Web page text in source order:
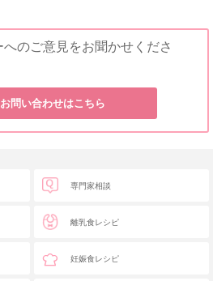
のご意見をお聞かせくださ
問い合わせはこちら
専門家相談
離乳食レシピ
妊娠食レシピ